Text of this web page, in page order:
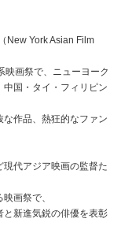
New York Asian Film
映画祭で、ニューヨーク
国・タイ・フィリピン
作品、熱狂的なファン
代アジア映画の監督た
画祭で、
と新進気鋭の俳優を表彰